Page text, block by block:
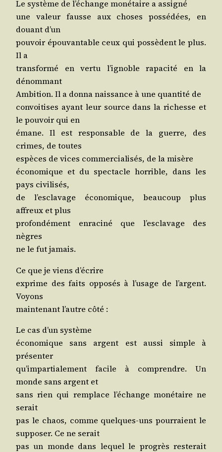
Le sys­tème de l’é­change moné­taire a assigné
une valeur fausse aux choses pos­sé­dées, en
douant d’un
pou­voir épou­van­table ceux qui pos­sèdent le plus.
Il a
trans­for­mé en ver­tu l’i­gnoble rapa­ci­té en la
dénommant
Ambi­tion. Il a don­na nais­sance à une quan­ti­té de
convoi­tises ayant leur source dans la richesse et
le pou­voir qui en
émane. Il est res­pon­sable de la guerre, des
crimes, de toutes
espèces de vices com­mer­cia­li­sés, de la misère
éco­no­mique et du spec­tacle hor­rible, dans les
pays civilisés,
de l’es­cla­vage éco­no­mique, beau­coup plus
affreux et plus
pro­fon­dé­ment enra­ci­né que l’es­cla­vage des
nègres
ne le fut jamais.
Ce que je viens d’écrire
exprime des faits oppo­sés à l’u­sage de l’argent.
Voyons
main­te­nant l’autre côté :
Le cas d’un système
éco­no­mique sans argent est aus­si simple à
présenter
qu’im­par­tia­le­ment facile à com­prendre. Un
monde sans argent et
sans rien qui rem­place l’é­change moné­taire ne
serait
pas le chaos, comme quelques-uns pour­raient le
sup­po­ser. Ce ne serait
pas un monde dans lequel le pro­grès res­te­rait